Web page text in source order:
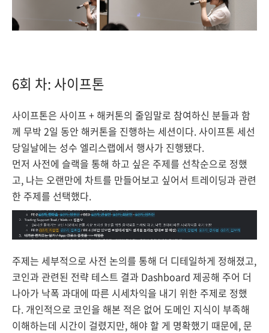
6회 차: 사이프톤
사이프톤은 사이프 + 해커톤의 줄임말로 참여하신 분들과 함
께 무박 2일 동안 해커톤을 진행하는 세션이다. 사이프톤 세선
당일날에는 성수 엘리스랩에서 행사가 진행됐다.
먼저 사전에 슬랙을 통해 하고 싶은 주제를 선착순으로 정했
고, 나는 오랜만에 차트를 만들어보고 싶어서 트레이딩과 관련
한 주제를 선택했다.
주제는 세부적으로 사전 논의를 통해 더 디테일하게 정해졌고,
코인과 관련된 전략 테스트 결과 Dashboard 제공해 주어 더
나아가 낙폭 과대에 따른 시세차익을 내기 위한 주제로 정했
다. 개인적으로 코인을 해본 적은 없어 도메인 지식이 부족해
이해하는데 시간이 걸렸지만, 해야 할 게 명확했기 때문에, 문